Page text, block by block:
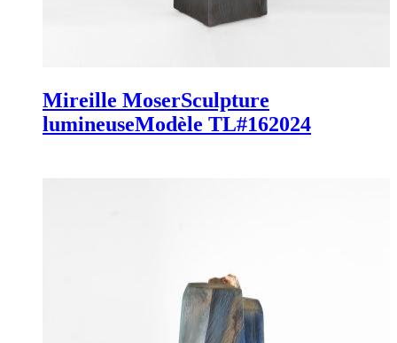
Mireille MoserSculpture
lumineuseModèle TL#162024